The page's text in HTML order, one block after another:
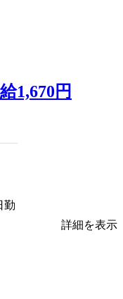
1,670円
勤
詳細を表示